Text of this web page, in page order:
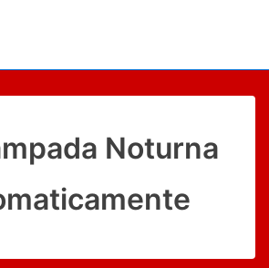
Noturna